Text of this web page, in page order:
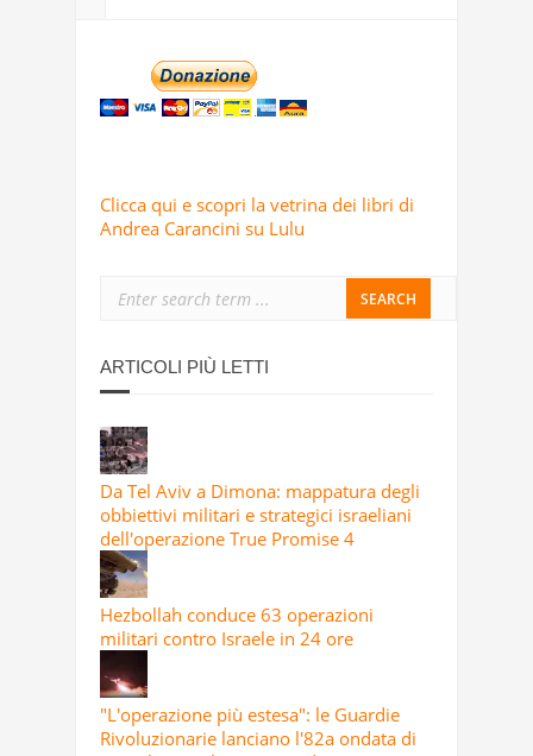
Clicca qui e scopri la vetrina dei libri di
Andrea Carancini su Lulu
ARTICOLI PIÙ LETTI
Da Tel Aviv a Dimona: mappatura degli
obbiettivi militari e strategici israeliani
dell'operazione True Promise 4
Hezbollah conduce 63 operazioni
militari contro Israele in 24 ore
"L'operazione più estesa": le Guardie
Rivoluzionarie lanciano l'82a ondata di